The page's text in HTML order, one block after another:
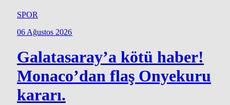
SPOR
06 Ağustos 2026
Galatasaray’a kötü haber!
Monaco’dan flaş Onyekuru
kararı.